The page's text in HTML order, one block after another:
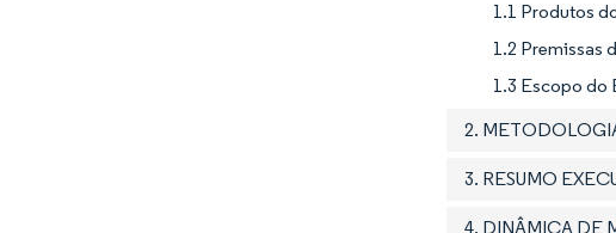
1.1 Produtos
1.2 Premissas
1.3 Escopo do
2.
3. RESUMO
4. DINÂMICA DE